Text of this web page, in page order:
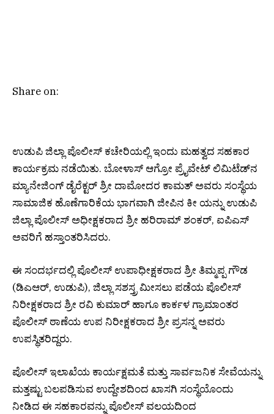
Share on:
ಉಡುಪಿ ಜಿಲ್ಲಾ ಪೊಲೀಸ್ ಕಚೇರಿಯಲ್ಲಿ ಇಂದು ಮಹತ್ವದ ಸಹಕಾರ
ಕಾರ್ಯಕ್ರಮ ನಡೆಯಿತು. ಬೋಳಾಸ್‌ ಆಗ್ರೋ ಪ್ರೈವೇಟ್‌ ಲಿಮಿಟೆಡ್‌ನ
ಮ್ಯಾನೇಜಿಂಗ್‌ ಡೈರೆಕ್ಟರ್‌ ಶ್ರೀ ದಾಮೋದರ ಕಾಮತ್‌ ಅವರು ಸಂಸ್ಥೆಯ
ಸಾಮಾಜಿಕ ಹೊಣೆಗಾರಿಕೆಯ ಭಾಗವಾಗಿ ಜೀಪಿನ ಕೀ ಯನ್ನು ಉಡುಪಿ
ಜಿಲ್ಲಾ ಪೊಲೀಸ್ ಅಧೀಕ್ಷಕರಾದ ಶ್ರೀ ಹರಿರಾಮ್ ಶಂಕರ್, ಐಪಿಎಸ್
ಅವರಿಗೆ ಹಸ್ತಾಂತರಿಸಿದರು.
ಈ ಸಂದರ್ಭದಲ್ಲಿ ಪೊಲೀಸ್ ಉಪಾಧೀಕ್ಷಕರಾದ ಶ್ರೀ ತಿಮ್ಮಪ್ಪ ಗೌಡ
(ಡಿಎಆರ್, ಉಡುಪಿ), ಜಿಲ್ಲಾ ಸಶಸ್ತ್ರ ಮೀಸಲು ಪಡೆಯ ಪೊಲೀಸ್
ನಿರೀಕ್ಷಕರಾದ ಶ್ರೀ ರವಿ ಕುಮಾರ್ ಹಾಗೂ ಕಾರ್ಕಳ ಗ್ರಾಮಾಂತರ
ಪೊಲೀಸ್ ಠಾಣೆಯ ಉಪ ನಿರೀಕ್ಷಕರಾದ ಶ್ರೀ ಪ್ರಸನ್ನ ಅವರು
ಉಪಸ್ಥಿತರಿದ್ದರು.
ಪೊಲೀಸ್ ಇಲಾಖೆಯ ಕಾರ್ಯಕ್ಷಮತೆ ಮತ್ತು ಸಾರ್ವಜನಿಕ ಸೇವೆಯನ್ನು
ಮತ್ತಷ್ಟು ಬಲಪಡಿಸುವ ಉದ್ದೇಶದಿಂದ ಖಾಸಗಿ ಸಂಸ್ಥೆಯೊಂದು
ನೀಡಿದ ಈ ಸಹಕಾರವನ್ನು ಪೊಲೀಸ್ ವಲಯದಿಂದ